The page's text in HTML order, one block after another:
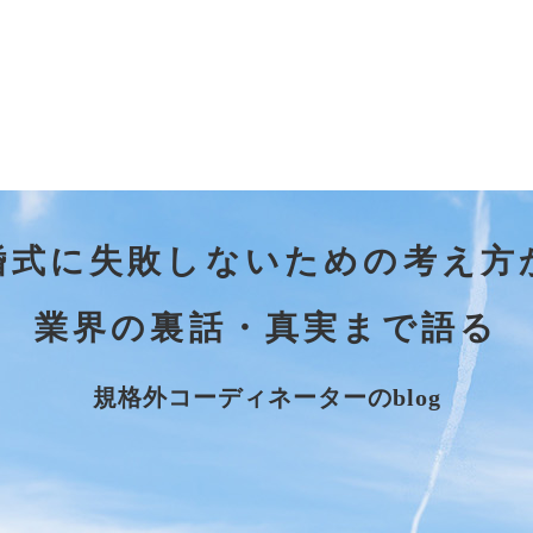
式に失敗しないための考え方
業界の裏話・真実まで語る
規格外コーディネーターのblog